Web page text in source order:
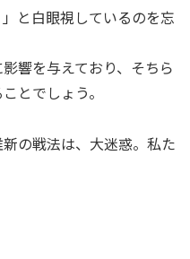
と白眼視しているのを忘
響を与えており、そちら
とでしょう。
の戦法は、大迷惑。私た